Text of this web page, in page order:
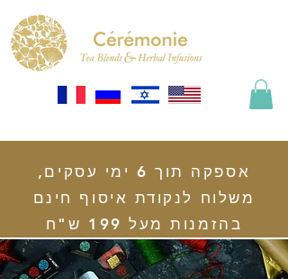
אספקה תוך 6 ימי עסקים,
משלוח לנקודת איסוף חינם
בהזמנות מעל 199 ש"ח